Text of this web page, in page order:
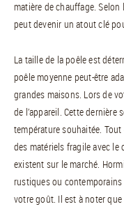
matière de chauffage.
peut devenir un atout clé
La taille de la poêle est
poêle moyenne peut-être
grandes maisons. Lors de
de l’appareil. Cette
température souhaitée.
des matériels fragile avec
existent sur le marché.
rustiques ou
votre goût. Il est à noter